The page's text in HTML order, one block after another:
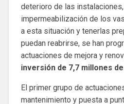
deterioro de las
impermeabilización de los
a esta situación y tenerlas
puedan reabrirse, se han
actuaciones de mejora y
inversión de 7,7 millones
El primer grupo de
mantenimiento y puesta a